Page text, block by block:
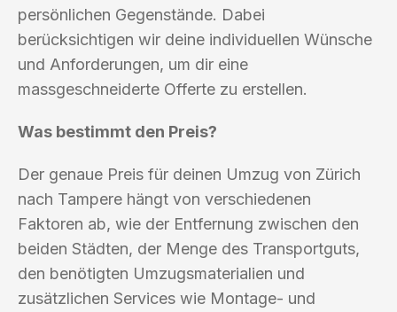
persönlichen Gegenstände. Dabei
berücksichtigen wir deine individuellen Wünsche
und Anforderungen, um dir eine
massgeschneiderte Offerte zu erstellen.
Was bestimmt den Preis?
Der genaue Preis für deinen Umzug von Zürich
nach Tampere hängt von verschiedenen
Faktoren ab, wie der Entfernung zwischen den
beiden Städten, der Menge des Transportguts,
den benötigten Umzugsmaterialien und
zusätzlichen Services wie Montage- und